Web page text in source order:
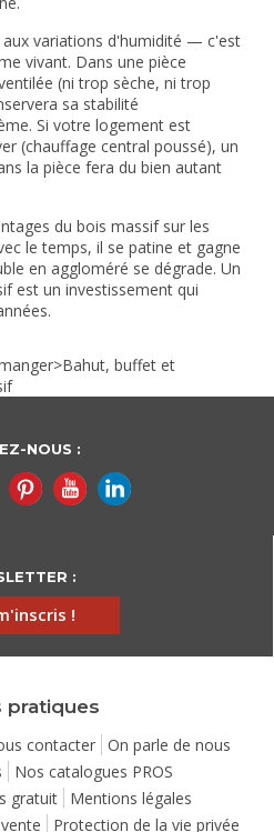
aux variations d'humidité — c'est
vivant. Dans une pièce
(ni trop sèche, ni trop
sa stabilité
Si votre logement est
(chauffage central poussé), un
la pièce fera du bien autant
du bois massif sur les
le temps, il se patine et gagne
en aggloméré se dégrade. Un
est un investissement qui
>Bahut, buffet et
NOUS :
:
!
pratiques
contacter
On parle de nous
Nos catalogues PROS
gratuit
Mentions légales
Protection de la vie privée